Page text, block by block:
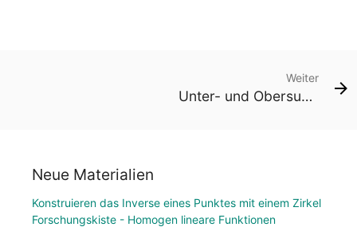
Weiter
Unter- und Obersumme
Neue Materialien
Konstruieren das Inverse eines Punktes mit einem Zirkel
Forschungskiste - Homogen lineare Funktionen